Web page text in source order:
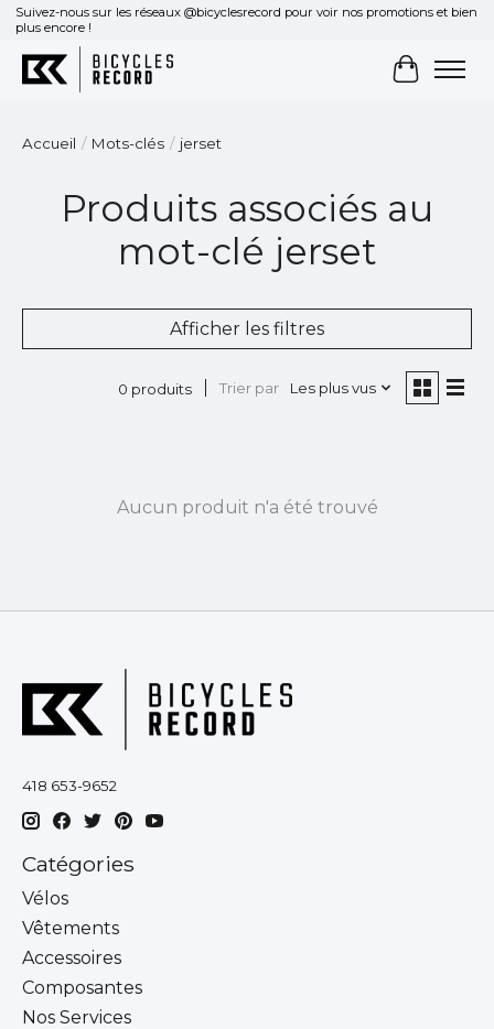
Suivez-nous sur les réseaux @bicyclesrecord pour voir nos promotions et bien
plus encore !
Panier
Accueil / Mots-clés / jerset
Produits associés au
mot-clé jerset
Afficher les filtres
0 produits Trier par Les plus vus
Aucun produit n'a été trouvé
418 653-9652
Catégories
Vélos
Vêtements
Accessoires
Composantes
Nos Services